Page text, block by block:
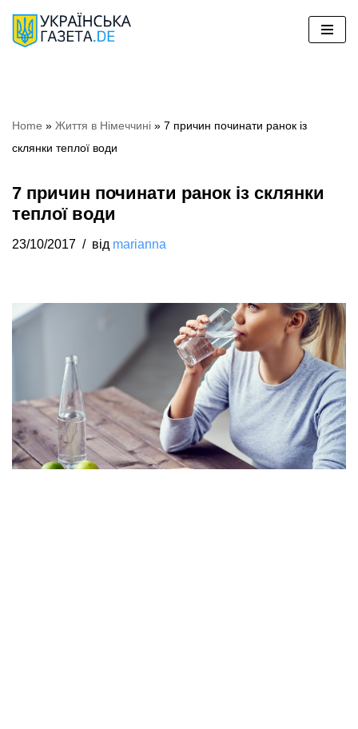
Перейти
Home » Життя в Німеччині » 7 причин починати ранок із
склянки теплої води
7 причин починати ранок із склянки
теплої води
23/10/2017 від marianna